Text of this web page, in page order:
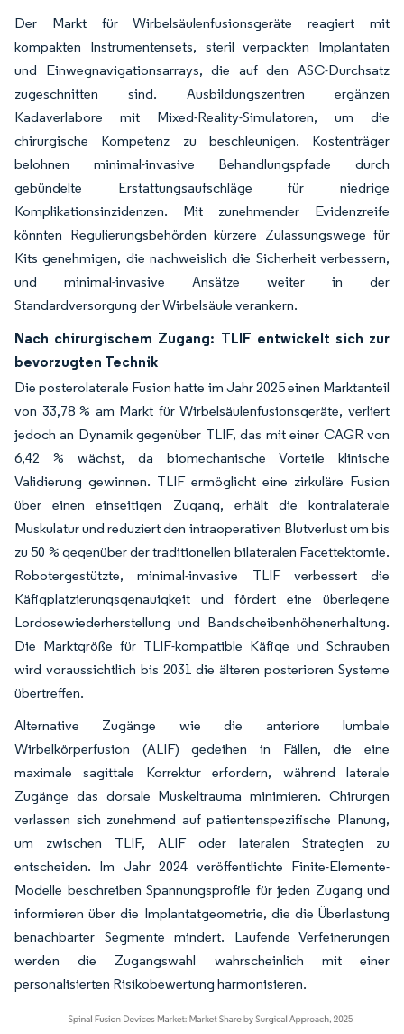
Der Markt für Wirbelsäulenfusionsgeräte reagiert mit
kompakten Instrumentensets, steril verpackten Implantaten
und Einwegnavigationsarrays, die auf den ASC-Durchsatz
zugeschnitten sind. Ausbildungszentren ergänzen
Kadaverlabore mit Mixed-Reality-Simulatoren, um die
chirurgische Kompetenz zu beschleunigen. Kostenträger
belohnen minimal-invasive Behandlungspfade durch
gebündelte Erstattungsaufschläge für niedrige
Komplikationsinzidenzen. Mit zunehmender Evidenzreife
könnten Regulierungsbehörden kürzere Zulassungswege für
Kits genehmigen, die nachweislich die Sicherheit verbessern,
und minimal-invasive Ansätze weiter in der
Standardversorgung der Wirbelsäule verankern.
Nach chirurgischem Zugang: TLIF entwickelt sich zur
bevorzugten Technik
Die posterolaterale Fusion hatte im Jahr 2025 einen Marktanteil
von 33,78 % am Markt für Wirbelsäulenfusionsgeräte, verliert
jedoch an Dynamik gegenüber TLIF, das mit einer CAGR von
6,42 % wächst, da biomechanische Vorteile klinische
Validierung gewinnen. TLIF ermöglicht eine zirkuläre Fusion
über einen einseitigen Zugang, erhält die kontralaterale
Muskulatur und reduziert den intraoperativen Blutverlust um bis
zu 50 % gegenüber der traditionellen bilateralen Facettektomie.
Robotergestützte, minimal-invasive TLIF verbessert die
Käfigplatzierungsgenauigkeit und fördert eine überlegene
Lordosewiederherstellung und Bandscheibenhöhenerhaltung.
Die Marktgröße für TLIF-kompatible Käfige und Schrauben
wird voraussichtlich bis 2031 die älteren posterioren Systeme
übertreffen.
Alternative Zugänge wie die anteriore lumbale
Wirbelkörperfusion (ALIF) gedeihen in Fällen, die eine
maximale sagittale Korrektur erfordern, während laterale
Zugänge das dorsale Muskeltrauma minimieren. Chirurgen
verlassen sich zunehmend auf patientenspezifische Planung,
um zwischen TLIF, ALIF oder lateralen Strategien zu
entscheiden. Im Jahr 2024 veröffentlichte Finite-Elemente-
Modelle beschreiben Spannungsprofile für jeden Zugang und
informieren über die Implantatgeometrie, die die Überlastung
benachbarter Segmente mindert. Laufende Verfeinerungen
werden die Zugangswahl wahrscheinlich mit einer
personalisierten Risikobewertung harmonisieren.